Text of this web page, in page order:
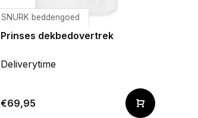
SNURK beddengoed
Prinses dekbedovertrek
Deliverytime
€69,95